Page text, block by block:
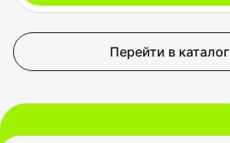
Перейти в каталог